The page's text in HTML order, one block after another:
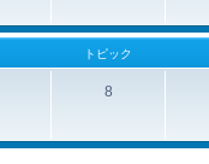
トピック
8